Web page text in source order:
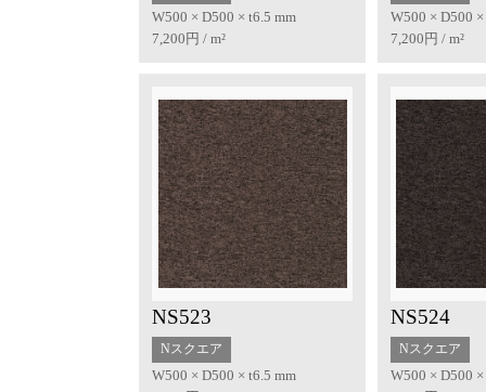
W500 × D500 × t6.5 mm
7,200円 / m²
W500 × D500
7,200円 / m²
NS523
Nスクエア
W500 × D500 × t6.5 mm
NS524
Nスクエア
W500 × D500